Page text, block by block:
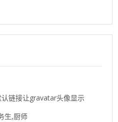
链接让gravatar头像显示
生,厨师